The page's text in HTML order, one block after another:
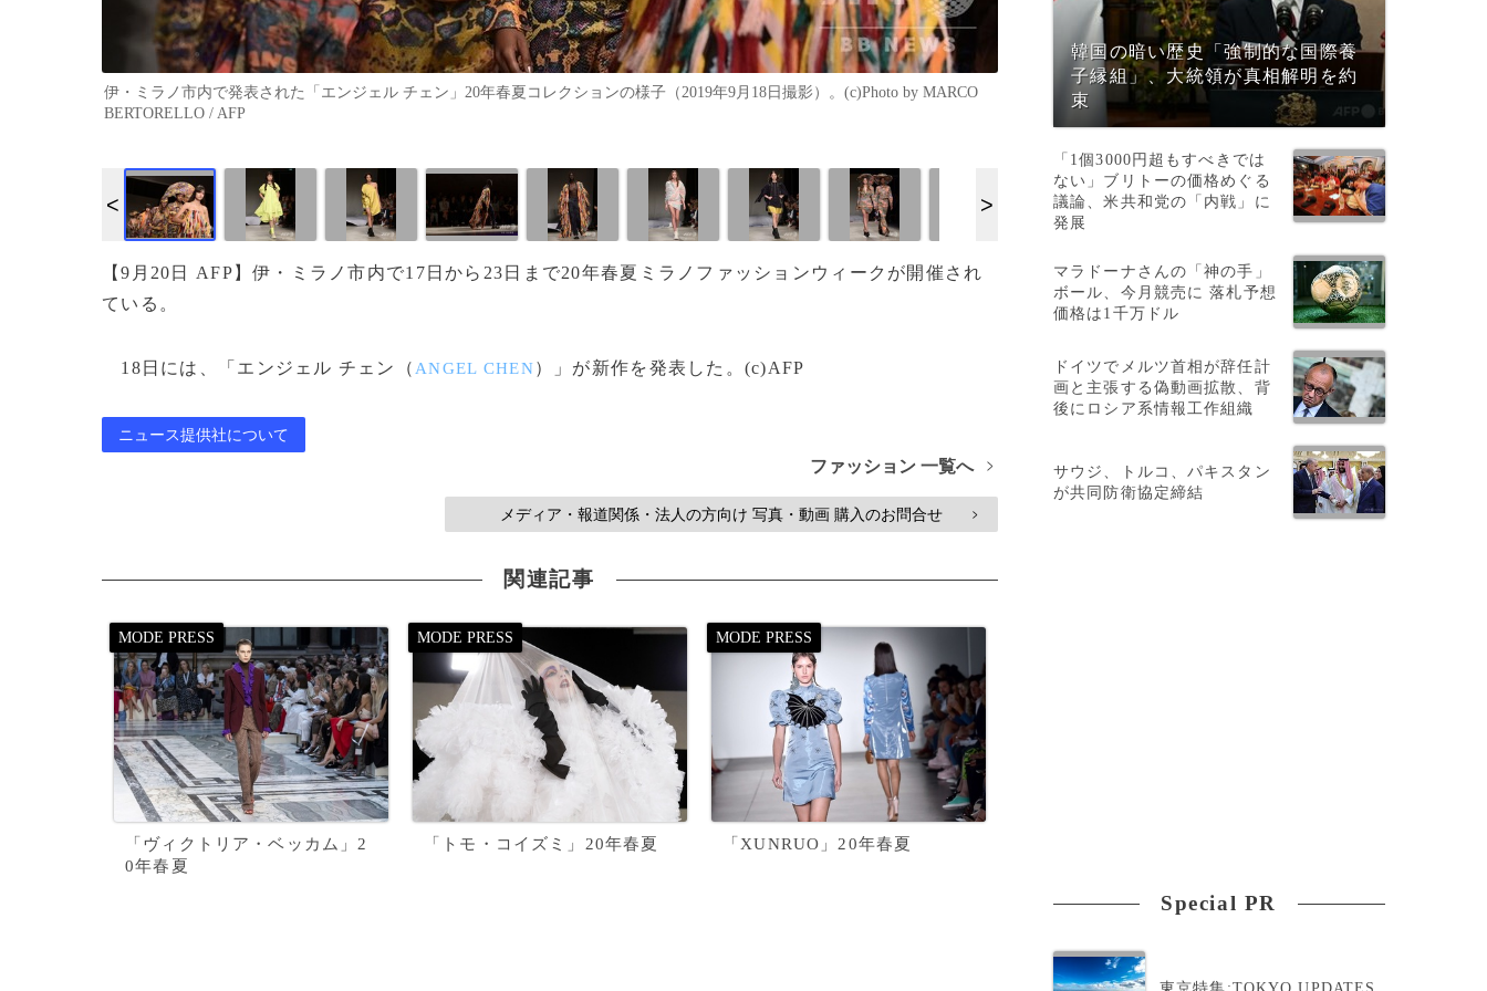
伊・ミラノ市内で発表された「エンジェル チェン」20年春夏コレクションの様子（2019年9月18日撮影）。(c)Photo by MARCO
BERTORELLO / AFP
【9月20日 AFP】伊・ミラノ市内で17日から23日まで20年春夏ミラノファッションウィークが開催され
ている。
18日には、「エンジェル チェン（ ANGEL CHEN）」が新作を発表した。(c)AFP
ニュース提供社について
ファッション 一覧へ >
メディア・報道関係・法人の方向け 写真・動画 購入のお問合せ >
関連記事
「ヴィクトリア・ベッカム」2
0年春夏
「トモ・コイズミ」20年春夏 「XUNRUO」20年春夏
韓国の暗い歴史「強制的な国際養
子縁組」、大統領が真相解明を約
束
「1個3000円超もすべきでは
ない」ブリトーの価格めぐる
議論、米共和党の「内戦」に
発展
マラドーナさんの「神の手」
ボール、今月競売に 落札予想
価格は1千万ドル
ドイツでメルツ首相が辞任計
画と主張する偽動画拡散、背
後にロシア系情報工作組織
サウジ、トルコ、パキスタン
が共同防衛協定締結
Special PR
東京特集:TOKYO UPDATES